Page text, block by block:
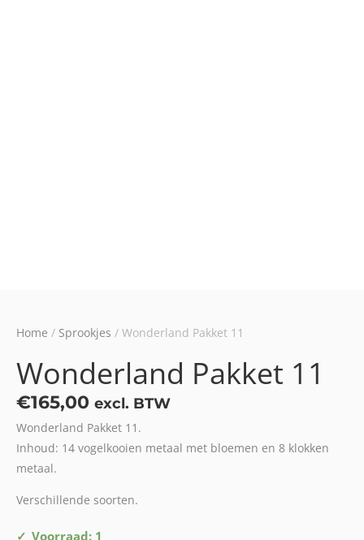
Home / Sprookjes / Wonderland Pakket 11
Wonderland Pakket 11
€165,00 excl. BTW
Wonderland Pakket 11.
Inhoud: 14 vogelkooien metaal met bloemen en 8 klokken
metaal.
Verschillende soorten.
Voorraad: 1
Wonderland